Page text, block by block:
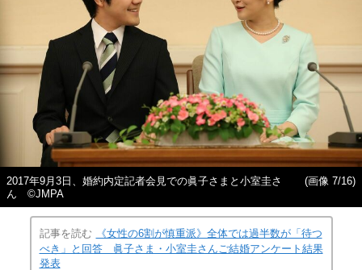
2017年9月3日、婚約内定記者会見での眞子さまと小室圭さ
ん ©JMPA
(画像 7/16)
記事を読む
《女性の6割が慎重派》全体では過半数が「待つ
べき」と回答 眞子さま・小室圭さんご結婚アンケート結果
発表